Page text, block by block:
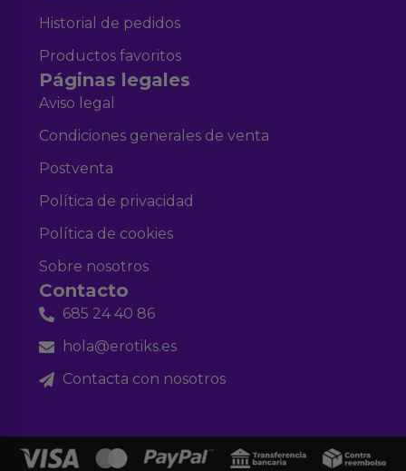
Historial de pedidos
Productos favoritos
Páginas legales
Aviso legal
Condiciones generales de venta
Postventa
Política de privacidad
Política de cookies
Sobre nosotros
Contacto
685 24 40 86
hola@erotiks.es
Contacta con nosotros